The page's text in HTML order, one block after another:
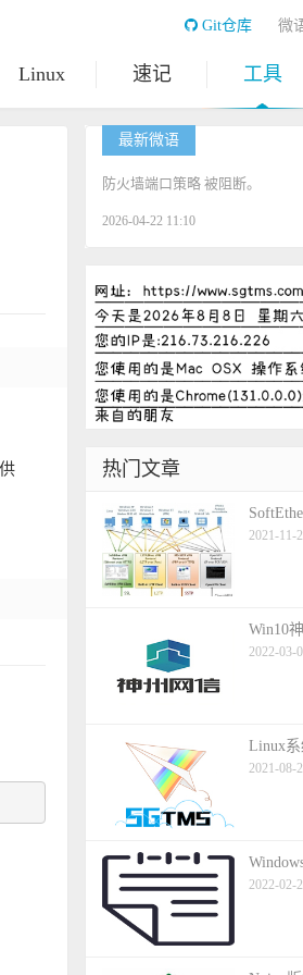
Linux 速记 工具
Git仓库 微
最新微语
防火墙端口策略 被阻断。
2026-04-22 11:10
热门文章
2021-11-
Win10
2022-03-
Linux
2021-08-
2022-02-